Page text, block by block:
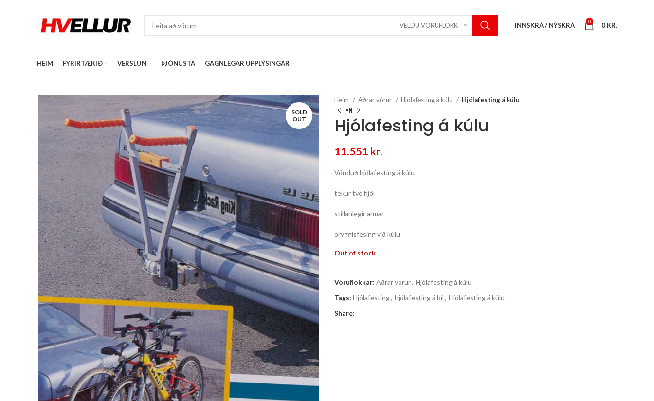
VELDU VÖRUFLOKK INNSKRÁ / NÝSKRÁ 0 0 KR.
HEIM FYRIRTÆKIÐ VERSLUN ÞJÓNUSTA GAGNLEGAR UPPLÝSINGAR
SOLD
OUT
Heim Aðrar vörur Hjólafesting á kúlu Hjólafesting á kúlu
Hjólafesting á kúlu
11.551 kr.
Vönduð hjólafesting á kúlu
tekur tvö hjól
stillanlegir armar
öryggisfesing við kúlu
Out of stock
Vöruflokkar: Aðrar vörur, Hjólafesting á kúlu
Tags: Hjólafesting, hjólafesting á bíl, Hjólafesting á kúlu
Share: